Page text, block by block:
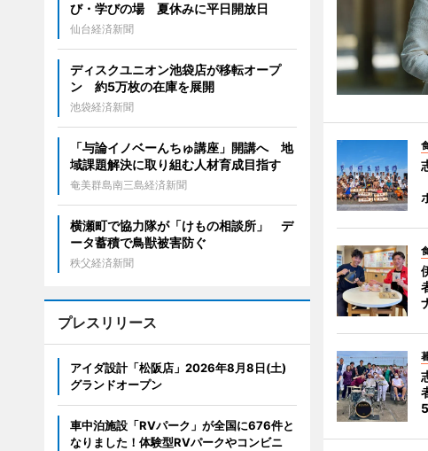
び・学びの場 夏休みに平日開放日
仙台経済新聞
ディスクユニオン池袋店が移転オープ
ン 約5万枚の在庫を展開
池袋経済新聞
「与論イノベーんちゅ講座」開講へ 地
域課題解決に取り組む人材育成目指す
奄美群島南三島経済新聞
横瀬町で協力隊が「けもの相談所」 デ
ータ蓄積で鳥獣被害防ぐ
秩父経済新聞
プレスリリース
アイダ設計「松阪店」2026年8月8日(土)
グランドオープン
車中泊施設「RVパーク」が全国に676件と
なりました！体験型RVパークやコンビニ